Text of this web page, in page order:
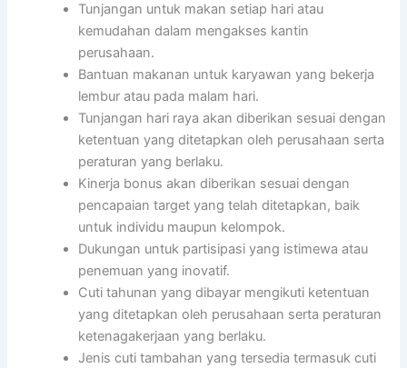
Tunjangan untuk makan setiap hari atau
kemudahan dalam mengakses kantin
perusahaan.
Bantuan makanan untuk karyawan yang bekerja
lembur atau pada malam hari.
Tunjangan hari raya akan diberikan sesuai dengan
ketentuan yang ditetapkan oleh perusahaan serta
peraturan yang berlaku.
Kinerja bonus akan diberikan sesuai dengan
pencapaian target yang telah ditetapkan, baik
untuk individu maupun kelompok.
Dukungan untuk partisipasi yang istimewa atau
penemuan yang inovatif.
Cuti tahunan yang dibayar mengikuti ketentuan
yang ditetapkan oleh perusahaan serta peraturan
ketenagakerjaan yang berlaku.
Jenis cuti tambahan yang tersedia termasuk cuti